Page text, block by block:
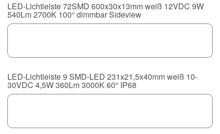
LED-Lichtleiste 72SMD 600x30x13mm weiß 12VDC 9W
540Lm 2700K 100° dimmbar Sideview
LED-Lichtleiste 9 SMD-LED 231x21,5x40mm weiß 10-
30VDC 4,5W 360Lm 3000K 60° IP68